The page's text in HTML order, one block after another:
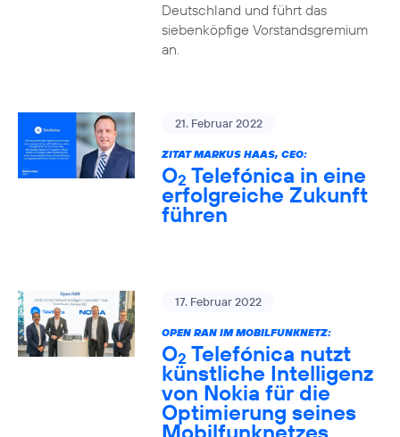
Deutschland und führt das
siebenköpfige Vorstandsgremium
an.
21. Februar 2022
ZITAT MARKUS HAAS, CEO:
O2 Telefónica in eine
erfolgreiche Zukunft
führen
17. Februar 2022
OPEN RAN IM MOBILFUNKNETZ:
O2 Telefónica nutzt
künstliche Intelligenz
von Nokia für die
Optimierung seines
Mobilfunknetzes